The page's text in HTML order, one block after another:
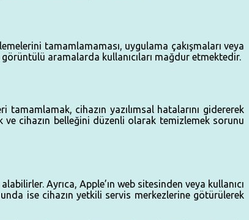
tamamlamaması, uygulama çakışmaları veya
aramalarda kullanıcıları mağdur etmektedir.
cihazın yazılımsal hatalarını gidererek
ve cihazın belleğini düzenli olarak temizlemek sorunu
Ayrıca, Apple’ın web sitesinden veya kullanıcı
ise cihazın yetkili servis merkezlerine götürülerek